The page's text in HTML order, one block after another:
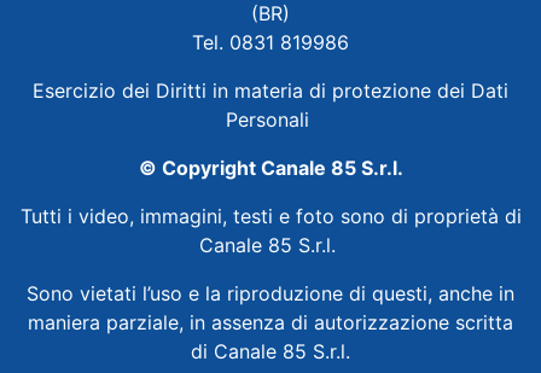
(BR)
Tel. 0831 819986
Esercizio dei Diritti in materia di protezione dei Dati
Personali
© Copyright Canale 85 S.r.l.
Tutti i video, immagini, testi e foto sono di proprietà di
Canale 85 S.r.l.
Sono vietati l’uso e la riproduzione di questi, anche in
maniera parziale, in assenza di autorizzazione scritta
di Canale 85 S.r.l.